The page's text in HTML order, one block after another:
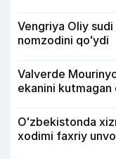
Vengriya Oliy
nomzodini qoʻydi
Valverde
ekanini kutmagan
Oʻzbekistonda
xodimi faxriy